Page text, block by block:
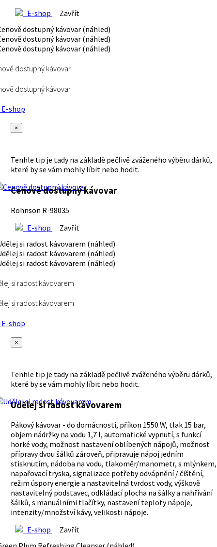
E-shop Zavřít
dostupný kávovar
dostupný kávovar
shop
×
Tenhle tip je tady na základě pečlivě zváženého výběru dárků,
které by se vám mohly líbit nebo hodit.
Cenově dostupný kávovar
Rohnson R-98035
E-shop
Zavřít
si radost kávovarem
si radost kávovarem
shop
×
Tenhle tip je tady na základě pečlivě zváženého výběru dárků,
které by se vám mohly líbit nebo hodit.
Udělej si radost kávovarem
Pákový kávovar - do domácnosti, příkon 1550 W, tlak 15 bar,
objem nádržky na vodu 1,7 l, automatické vypnutí, s funkcí
horké vody, možnost nastavení oblíbených nápojů, možnost
přípravy dvou šálků zároveň, připravuje nápoj jedním
stisknutím, nádoba na vodu, tlakoměr/manometr, s mlýnkem,
napařovací tryska, signalizace potřeby odvápnění / čištění,
režim úspory energie a nastavitelná tvrdost vody, výškově
nastavitelný podstavec, odkládací plocha na šálky a nahřívání
šálků, s manuálními tlačítky, nastavení teploty nápoje,
intenzity/množství kávy, velikosti nápoje.
E-shop
Zavřít